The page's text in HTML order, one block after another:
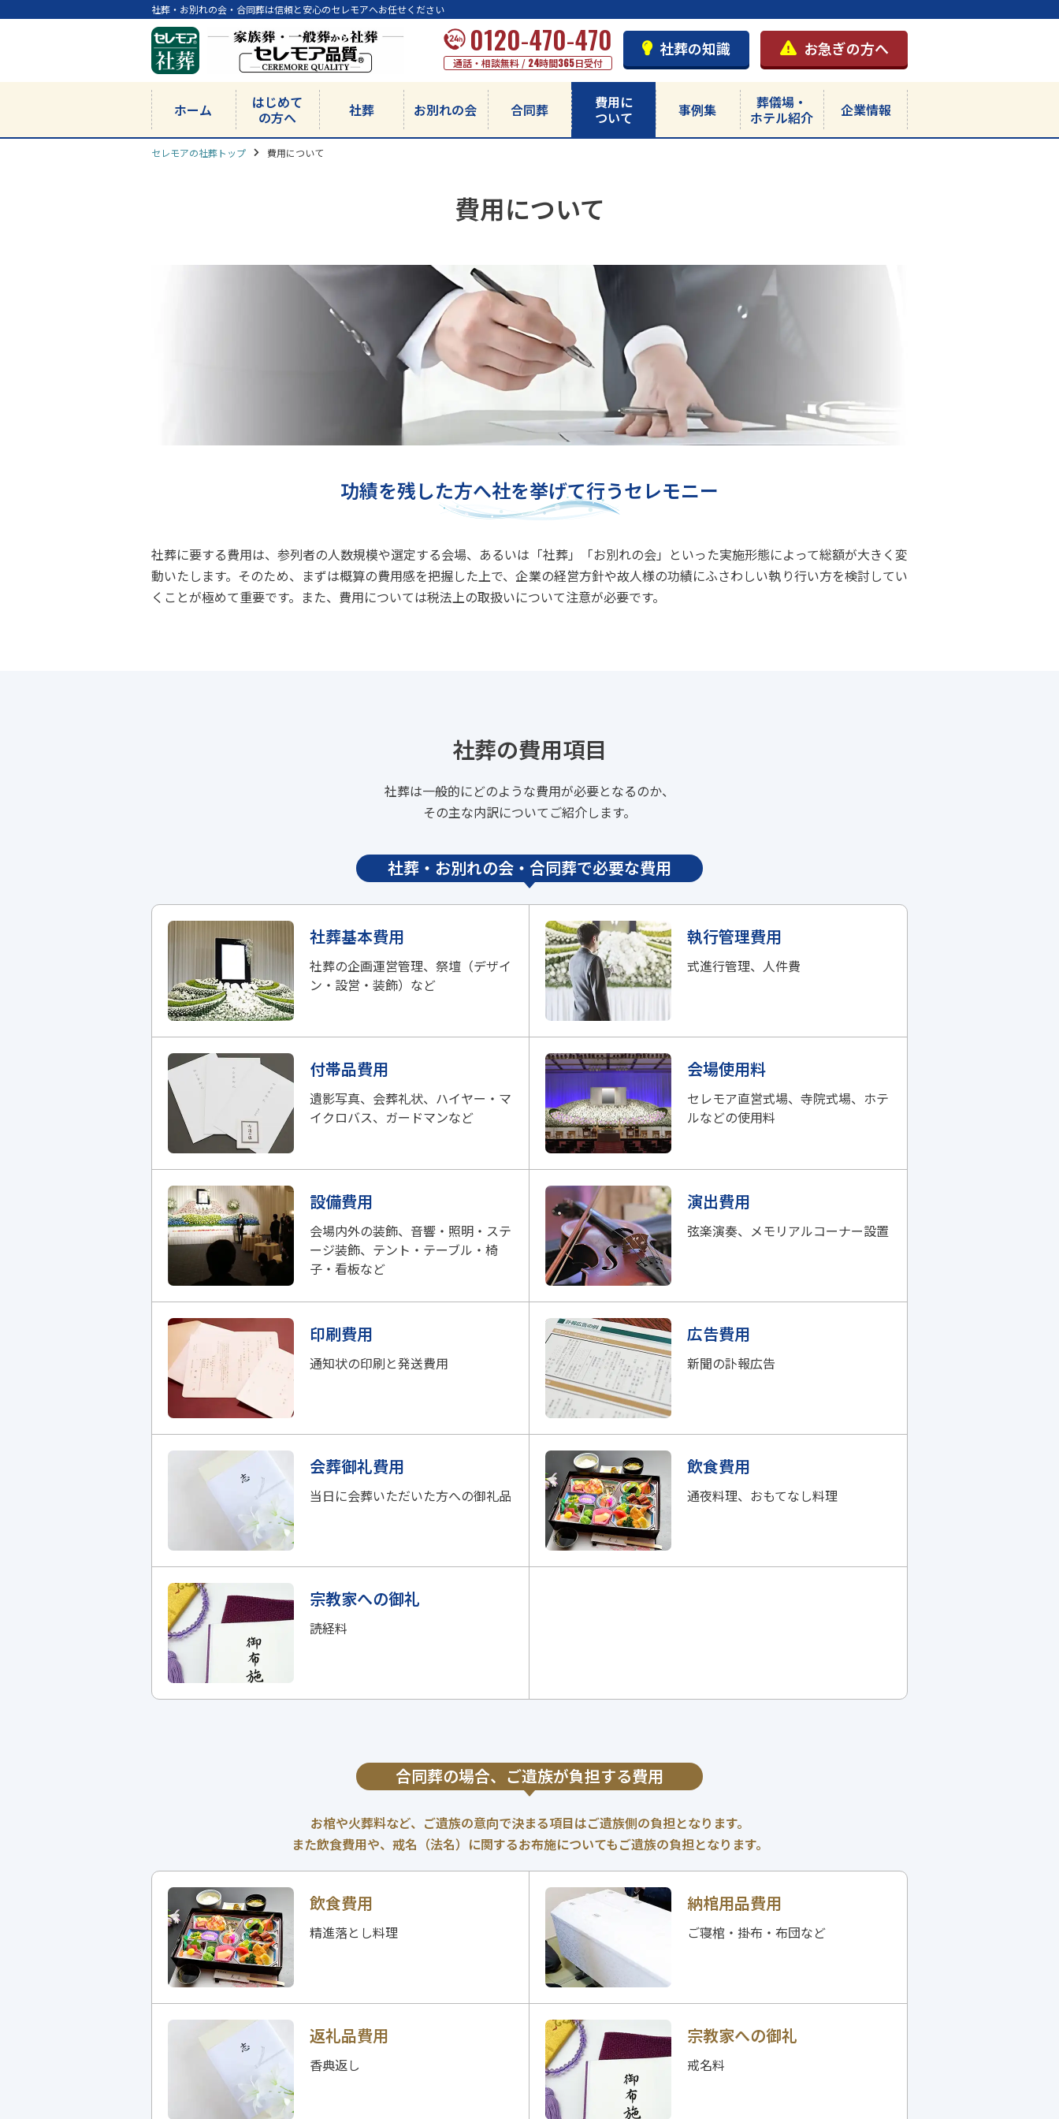
社葬・お別れの会・合同葬は信頼と安心のセレモアへお任せください
0120-470-470
通話・相談無料 / 24時間365日受付
社葬の知識 お急ぎの方へ
ホーム
はじめて
の方へ
社葬 お別れの会 合同葬
費用に
ついて
事例集
葬儀場・
ホテル紹介
企業情報
セレモアの社葬トップ 費用について
費用について
功績を残した方へ社を挙げて行うセレモニー
社葬に要する費用は、参列者の人数規模や選定する会場、あるいは「社葬」「お別れの会」といった実施形態によって総額が大きく変
動いたします。そのため、まずは概算の費用感を把握した上で、企業の経営方針や故人様の功績にふさわしい執り行い方を検討してい
くことが極めて重要です。また、費用については税法上の取扱いについて注意が必要です。
社葬の費用項目
社葬は一般的にどのような費用が必要となるのか、
その主な内訳についてご紹介します。
社葬・お別れの会・合同葬で必要な費用
社葬基本費用
社葬の企画運営管理、祭壇（デザイ
ン・設営・装飾）など
執行管理費用
式進行管理、人件費
付帯品費用
遺影写真、会葬礼状、ハイヤー・マ
イクロバス、ガードマンなど
会場使用料
セレモア直営式場、寺院式場、ホテ
ルなどの使用料
設備費用
会場内外の装飾、音響・照明・ステ
ージ装飾、テント・テーブル・椅
子・看板など
演出費用
弦楽演奏、メモリアルコーナー設置
印刷費用
通知状の印刷と発送費用
広告費用
新聞の訃報広告
会葬御礼費用
当日に会葬いただいた方への御礼品
飲食費用
通夜料理、おもてなし料理
宗教家への御礼
読経料
合同葬の場合、 ご遺族が負担する費用
お棺や火葬料など、ご遺族の意向で決まる項目はご遺族側の負担となります。
また飲食費用や、戒名（法名）に関するお布施についてもご遺族の負担となります。
飲食費用
精進落とし料理
納棺用品費用
ご寝棺・掛布・布団など
返礼品費用
香典返し
宗教家への御礼
戒名料